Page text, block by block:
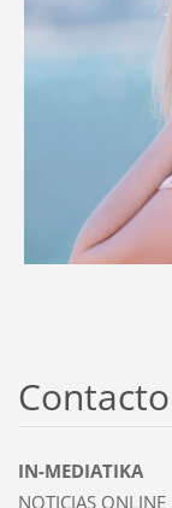
Contacto
IN-MEDIATIKA
NOTICIAS ONLINE